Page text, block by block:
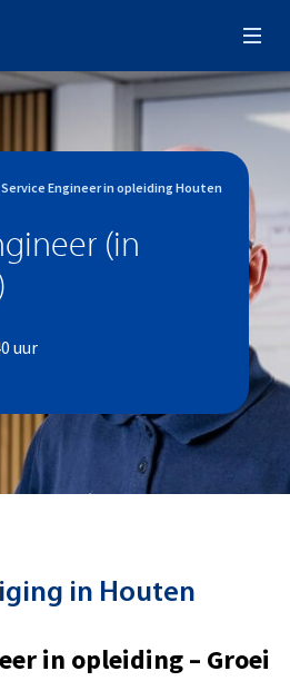
Service Engineer in opleiding Houten
(in
uur
in Houten
in opleiding – Groei